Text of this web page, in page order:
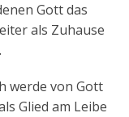
Gott das
als Zuhause
werde von Gott
Glied am Leibe